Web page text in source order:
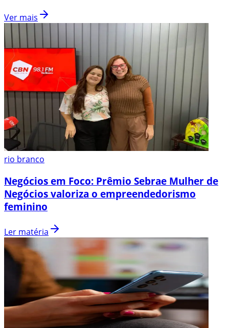
Ver mais
rio branco
Negócios em Foco: Prêmio Sebrae Mulher de
Negócios valoriza o empreendedorismo
feminino
Ler matéria